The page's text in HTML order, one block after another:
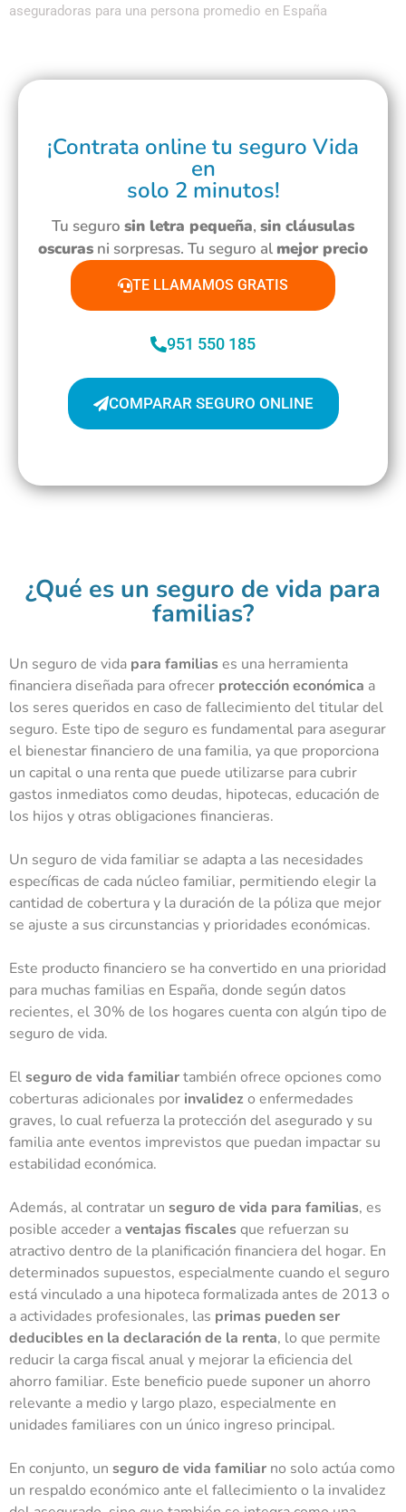
aseguradoras para una persona promedio en España
¡Contrata online tu seguro Vida
en
solo 2 minutos!
Tu seguro sin letra pequeña, sin cláusulas
oscuras ni sorpresas. Tu seguro al mejor precio
TE LLAMAMOS GRATIS
951 550 185
COMPARAR SEGURO ONLINE
¿Qué es un seguro de vida para
familias?
Un seguro de vida para familiases una herramienta
financiera diseñada para ofrecer protección económica a
los seres queridos en caso de fallecimiento del titular del
seguro. Este tipo de seguro es fundamental para asegurar
el bienestar financiero de una familia, ya que proporciona
un capital o una renta que puede utilizarse para cubrir
gastos inmediatos como deudas, hipotecas, educación de
los hijos y otras obligaciones financieras.
Un seguro de vida familiar se adapta a las necesidades
específicas de cada núcleo familiar, permitiendo elegir la
cantidad de cobertura y la duración de la póliza que mejor
se ajuste a sus circunstancias y prioridades económicas.
Este producto financiero se ha convertido en una prioridad
para muchas familias en España, donde según datos
recientes, el 30% de los hogares cuenta con algún tipo de
seguro de vida.
Elseguro de vida familiartambién ofrece opciones como
coberturas adicionales por invalidez o enfermedades
graves, lo cual refuerza la protección del asegurado y su
familia ante eventos imprevistos que puedan impactar su
estabilidad económica.
Además, al contratar un seguro de vida para familias, es
posible acceder aventajas fiscalesque refuerzan su
atractivo dentro de la planificación financiera del hogar. En
determinados supuestos, especialmente cuando el seguro
está vinculado a una hipoteca formalizada antes de 2013 o
a actividades profesionales, las primas pueden ser
deducibles en la declaración de la renta, lo que permite
reducir la carga fiscal anual y mejorar la eficiencia del
ahorro familiar. Este beneficio puede suponer un ahorro
relevante a medio y largo plazo, especialmente en
unidades familiares con un único ingreso principal.
En conjunto, un seguro de vida familiar no solo actúa como
un respaldo económico ante el fallecimiento o la invalidez